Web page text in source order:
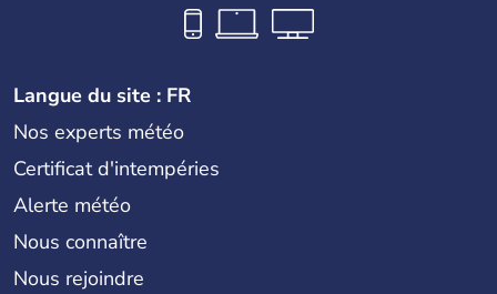
Langue du site : FR
Nos experts météo
Certificat d'intempéries
Alerte météo
Nous connaître
Nous rejoindre